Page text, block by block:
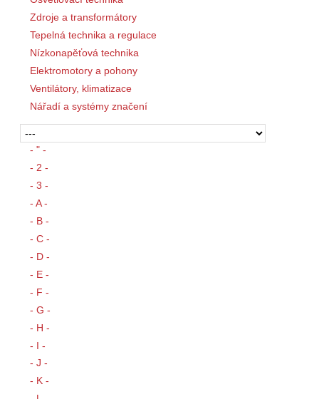
Zdroje a transformátory
Tepelná technika a regulace
Nízkonapěťová technika
Elektromotory a pohony
Ventilátory, klimatizace
Nářadí a systémy značení
- " -
- 2 -
- 3 -
- A -
- B -
- C -
- D -
- E -
- F -
- G -
- H -
- I -
- J -
- K -